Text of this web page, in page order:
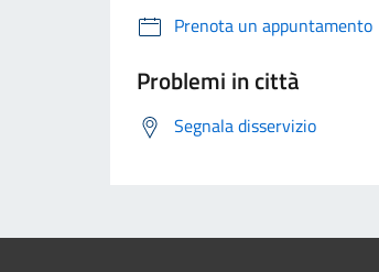
Prenota un appuntamento
Problemi in città
Segnala disservizio